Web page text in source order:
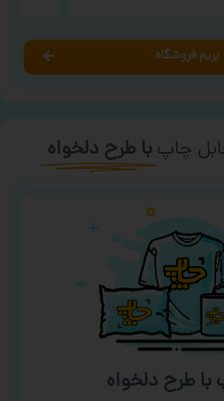
بریم فروشگاه
چاپ با طرح دلخواه
طرح دلخواه